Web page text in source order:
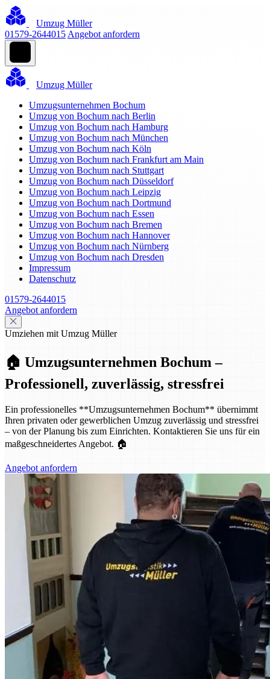
Umzug Müller
01579-2644015 Angebot anfordern
Umzug Müller
Umzugsunternehmen Bochum
Umzug von Bochum nach Berlin
Umzug von Bochum nach Hamburg
Umzug von Bochum nach München
Umzug von Bochum nach Köln
Umzug von Bochum nach Frankfurt am Main
Umzug von Bochum nach Stuttgart
Umzug von Bochum nach Düsseldorf
Umzug von Bochum nach Leipzig
Umzug von Bochum nach Dortmund
Umzug von Bochum nach Essen
Umzug von Bochum nach Bremen
Umzug von Bochum nach Hannover
Umzug von Bochum nach Nürnberg
Umzug von Bochum nach Dresden
Impressum
Datenschutz
01579-2644015
Angebot anfordern
Umziehen mit Umzug Müller
🏠 Umzugsunternehmen Bochum –
Professionell, zuverlässig, stressfrei
Ein professionelles **Umzugsunternehmen Bochum** übernimmt
Ihren privaten oder gewerblichen Umzug zuverlässig und stressfrei
– von der Planung bis zum Einrichten. Kontaktieren Sie uns für ein
maßgeschneidertes Angebot. 🏠
Angebot anfordern